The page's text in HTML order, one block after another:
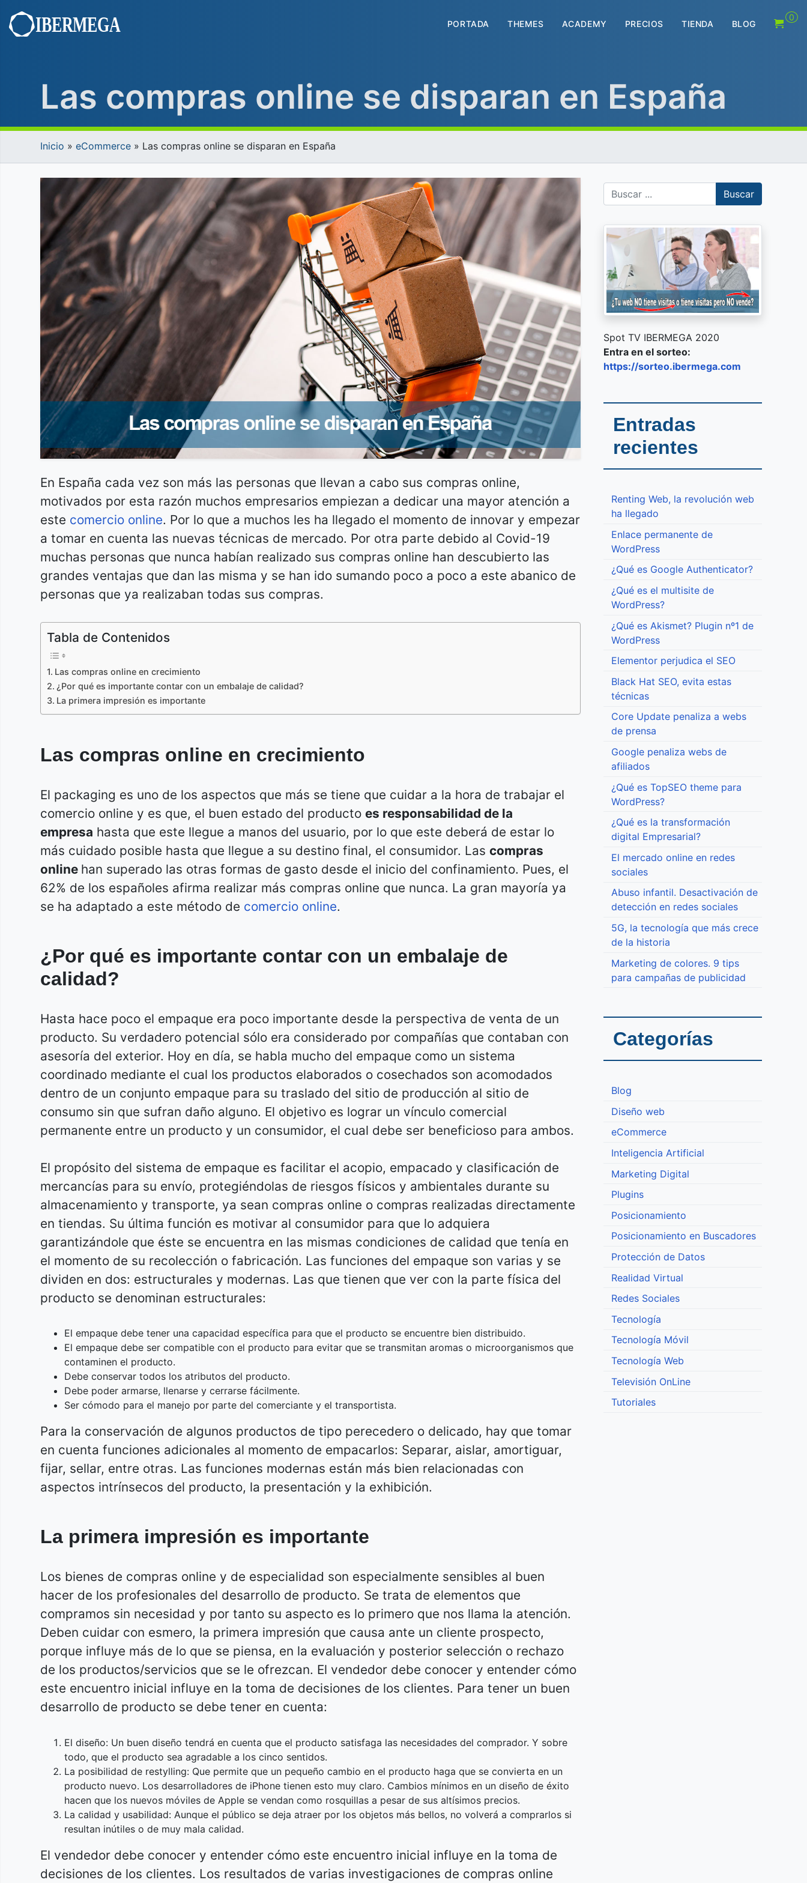
contenido
PORTADA THEMES ACADEMY PRECIOS TIENDA BLOG
0
Las compras online se disparan en España
Inicio » eCommerce » Las compras online se disparan en España
En España cada vez son más las personas que llevan a cabo sus compras online,
motivados por esta razón muchos empresarios empiezan a dedicar una mayor atención a
este comercio online. Por lo que a muchos les ha llegado el momento de innovar y empezar
a tomar en cuenta las nuevas técnicas de mercado. Por otra parte debido al Covid-19
muchas personas que nunca habían realizado sus compras online han descubierto las
grandes ventajas que dan las misma y se han ido sumando poco a poco a este abanico de
personas que ya realizaban todas sus compras.
Tabla de Contenidos
Las compras online en crecimiento
¿Por qué es importante contar con un embalaje de calidad?
La primera impresión es importante
Las compras online en crecimiento
El packaging es uno de los aspectos que más se tiene que cuidar a la hora de trabajar el
comercio online y es que, el buen estado del producto es responsabilidad de la
empresa hasta que este llegue a manos del usuario, por lo que este deberá de estar lo
más cuidado posible hasta que llegue a su destino final, el consumidor. Las compras
online han superado las otras formas de gasto desde el inicio del confinamiento. Pues, el
62% de los españoles afirma realizar más compras online que nunca. La gran mayoría ya
se ha adaptado a este método de comercio online.
¿Por qué es importante contar con un embalaje de
calidad?
Hasta hace poco el empaque era poco importante desde la perspectiva de venta de un
producto. Su verdadero potencial sólo era considerado por compañías que contaban con
asesoría del exterior. Hoy en día, se habla mucho del empaque como un sistema
coordinado mediante el cual los productos elaborados o cosechados son acomodados
dentro de un conjunto empaque para su traslado del sitio de producción al sitio de
consumo sin que sufran daño alguno. El objetivo es lograr un vínculo comercial
permanente entre un producto y un consumidor, el cual debe ser beneficioso para ambos.
El propósito del sistema de empaque es facilitar el acopio, empacado y clasificación de
mercancías para su envío, protegiéndolas de riesgos físicos y ambientales durante su
almacenamiento y transporte, ya sean compras online o compras realizadas directamente
en tiendas. Su última función es motivar al consumidor para que lo adquiera
garantizándole que éste se encuentra en las mismas condiciones de calidad que tenía en
el momento de su recolección o fabricación. Las funciones del empaque son varias y se
dividen en dos: estructurales y modernas. Las que tienen que ver con la parte física del
producto se denominan estructurales:
El empaque debe tener una capacidad específica para que el producto se encuentre bien distribuido.
El empaque debe ser compatible con el producto para evitar que se transmitan aromas o microorganismos que
contaminen el producto.
Debe conservar todos los atributos del producto.
Debe poder armarse, llenarse y cerrarse fácilmente.
Ser cómodo para el manejo por parte del comerciante y el transportista.
Para la conservación de algunos productos de tipo perecedero o delicado, hay que tomar
en cuenta funciones adicionales al momento de empacarlos: Separar, aislar, amortiguar,
fijar, sellar, entre otras. Las funciones modernas están más bien relacionadas con
aspectos intrínsecos del producto, la presentación y la exhibición.
La primera impresión es importante
Los bienes de compras online y de especialidad son especialmente sensibles al buen
hacer de los profesionales del desarrollo de producto. Se trata de elementos que
compramos sin necesidad y por tanto su aspecto es lo primero que nos llama la atención.
Deben cuidar con esmero, la primera impresión que causa ante un cliente prospecto,
porque influye más de lo que se piensa, en la evaluación y posterior selección o rechazo
de los productos/servicios que se le ofrezcan. El vendedor debe conocer y entender cómo
este encuentro inicial influye en la toma de decisiones de los clientes. Para tener un buen
desarrollo de producto se debe tener en cuenta:
El diseño: Un buen diseño tendrá en cuenta que el producto satisfaga las necesidades del comprador. Y sobre
todo, que el producto sea agradable a los cinco sentidos.
La posibilidad de restylling: Que permite que un pequeño cambio en el producto haga que se convierta en un
producto nuevo. Los desarrolladores de iPhone tienen esto muy claro. Cambios mínimos en un diseño de éxito
hacen que los nuevos móviles de Apple se vendan como rosquillas a pesar de sus altísimos precios.
La calidad y usabilidad: Aunque el público se deja atraer por los objetos más bellos, no volverá a comprarlos si
resultan inútiles o de muy mala calidad.
El vendedor debe conocer y entender cómo este encuentro inicial influye en la toma de
decisiones de los clientes. Los resultados de varias investigaciones de compras online
Buscar
Spot TV IBERMEGA 2020
Entra en el sorteo:
https://sorteo.ibermega.com
Entradas
recientes
Renting Web, la revolución web
ha llegado
Enlace permanente de
WordPress
¿Qué es Google Authenticator?
¿Qué es el multisite de
WordPress?
¿Qué es Akismet? Plugin nº1 de
WordPress
Elementor perjudica el SEO
Black Hat SEO, evita estas
técnicas
Core Update penaliza a webs
de prensa
Google penaliza webs de
afiliados
¿Qué es TopSEO theme para
WordPress?
¿Qué es la transformación
digital Empresarial?
El mercado online en redes
sociales
Abuso infantil. Desactivación de
detección en redes sociales
5G, la tecnología que más crece
de la historia
Marketing de colores. 9 tips
para campañas de publicidad
Categorías
Blog
Diseño web
eCommerce
Inteligencia Artificial
Marketing Digital
Plugins
Posicionamiento
Posicionamiento en Buscadores
Protección de Datos
Realidad Virtual
Redes Sociales
Tecnología
Tecnología Móvil
Tecnología Web
Televisión OnLine
Tutoriales